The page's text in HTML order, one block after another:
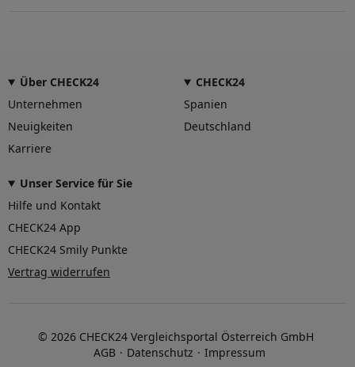
Über CHECK24
Unternehmen
Neuigkeiten
Karriere
CHECK24
Spanien
Deutschland
Unser Service für Sie
Hilfe und Kontakt
CHECK24 App
CHECK24 Smily Punkte
Vertrag widerrufen
© 2026 CHECK24 Vergleichsportal Österreich GmbH
AGB
Datenschutz Impressum